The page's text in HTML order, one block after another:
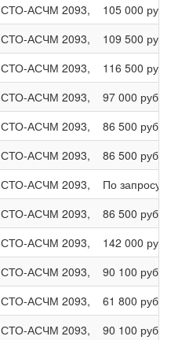
СТО-АСЧМ 2093,
105 000 руб.
СТО-АСЧМ 2093,
109 500 руб.
СТО-АСЧМ 2093,
116 500 руб.
СТО-АСЧМ 2093,
97 000 руб.
СТО-АСЧМ 2093,
86 500 руб.
СТО-АСЧМ 2093,
86 500 руб.
СТО-АСЧМ 2093,
По запросу
СТО-АСЧМ 2093,
86 500 руб.
СТО-АСЧМ 2093,
142 000 руб.
СТО-АСЧМ 2093,
90 100 руб.
СТО-АСЧМ 2093,
61 800 руб.
СТО-АСЧМ 2093,
90 100 руб.